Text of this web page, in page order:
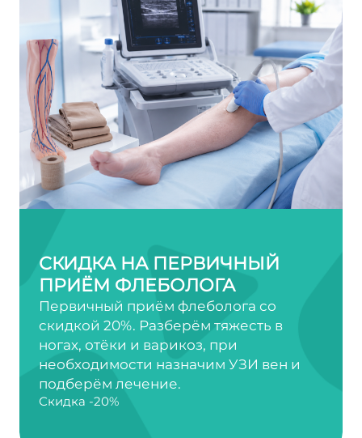
СКИДКА НА ПЕРВИЧНЫЙ
ПРИЁМ ФЛЕБОЛОГА
Первичный приём флеболога со
скидкой 20%. Разберём тяжесть в
ногах, отёки и варикоз, при
необходимости назначим УЗИ вен и
подберём лечение.
Скидка -20%